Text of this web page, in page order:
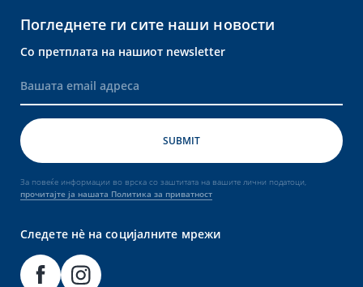
Погледнете ги сите наши новости
Со претплата на нашиот newsletter
За повеќе информации во врска со заштитата на вашите лични податоци,
прочитајте ја нашата Политика за приватност
Следете нè на социјалните мрежи